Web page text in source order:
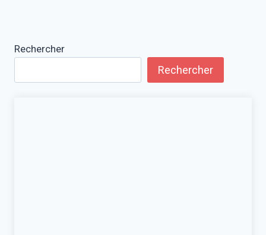
Rechercher
Rechercher